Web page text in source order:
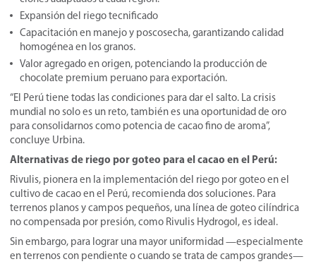
Expansión del riego tecnificado
Capacitación en manejo y poscosecha, garantizando calidad
homogénea en los granos.
Valor agregado en origen, potenciando la producción de
chocolate premium peruano para exportación.
“El Perú tiene todas las condiciones para dar el salto. La crisis
mundial no solo es un reto, también es una oportunidad de oro
para consolidarnos como potencia de cacao fino de aroma”,
concluye Urbina.
Alternativas de riego por goteo para el cacao en el Perú:
Rivulis, pionera en la implementación del riego por goteo en el
cultivo de cacao en el Perú, recomienda dos soluciones. Para
terrenos planos y campos pequeños, una línea de goteo cilíndrica
no compensada por presión, como Rivulis Hydrogol, es ideal.
Sin embargo, para lograr una mayor uniformidad —especialmente
en terrenos con pendiente o cuando se trata de campos grandes—